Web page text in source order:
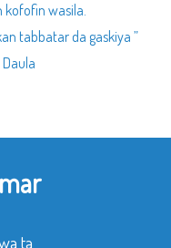
kofofin wasila.
tabbatar da gaskiya ”
ta